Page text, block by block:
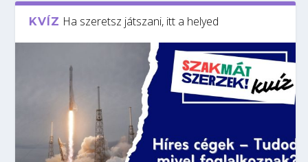
KVÍZ Ha szeretsz játszani, itt a helyed